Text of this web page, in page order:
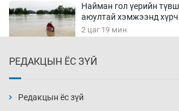
Найман гол үерийн
аюултай хэмжээнд
2 цаг 19 мин
2 цаг 49 мин
РЕДАКЦЫН ЁС ЗҮЙ
Редакцын ёс зүй